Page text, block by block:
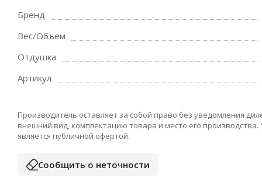
Бренд
Вес/Объем
Отдушка
Артикул
Производитель оставляет за собой право без уведомления
внешний вид, комплектацию товара и место его
является публичной офертой.
Сообщить о неточности